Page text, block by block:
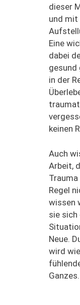
dieser
und
Eine
dabei
gesund
in der
keinen
Auch
Arbeit,
Regel
wissen
sie
Neue.
wird
Ganzes.